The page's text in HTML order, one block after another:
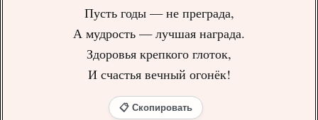
Пусть годы — не преграда,
А мудрость — лучшая награда.
Здоровья крепкого глоток,
И счастья вечный огонёк!
📋 Скопировать